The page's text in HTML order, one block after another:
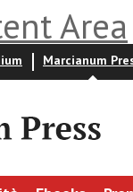
Area
Marcianum